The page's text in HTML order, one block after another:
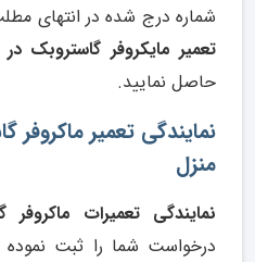
شماره درج شده در انتهای
تعمیر مایکروفر گاستروبک در
حاصل نمایید.
نمایندگی تعمیر
منزل
نمایندگی تعمیرات ماکروفر
درخواست شما را ثبت نموده